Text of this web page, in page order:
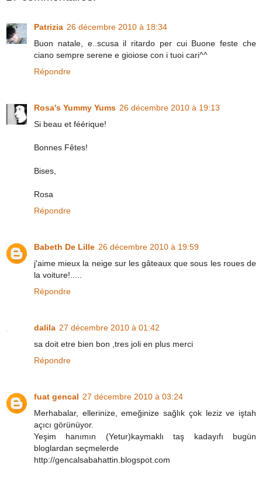
Patrizia 26 décembre 2010 à 18:34
Buon natale, e..scusa il ritardo per cui Buone feste che
ciano sempre serene e gioiose con i tuoi cari^^
Répondre
Rosa's Yummy Yums 26 décembre 2010 à 19:13
Si beau et féérique!
Bonnes Fêtes!
Bises,
Rosa
Répondre
Babeth De Lille 26 décembre 2010 à 19:59
j'aime mieux la neige sur les gâteaux que sous les roues de
la voiture!.....
Répondre
dalila 27 décembre 2010 à 01:42
sa doit etre bien bon ,tres joli en plus merci
Répondre
fuat gencal 27 décembre 2010 à 03:24
Merhabalar, ellerinize, emeğinize sağlık çok leziz ve iştah
açıcı görünüyor.
Yeşim hanımın (Yetur)kaymaklı taş kadayıfı bugün
bloglardan seçmelerde
http://gencalsabahattin.blogspot.com